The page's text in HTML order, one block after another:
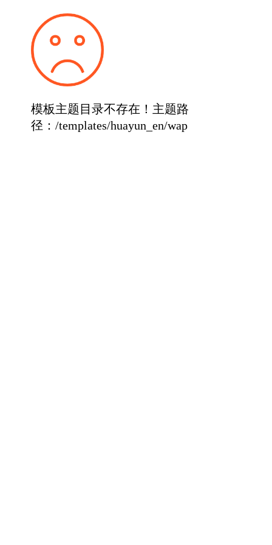
模板主题目录不存在！主题路
径：/templates/huayun_en/wap